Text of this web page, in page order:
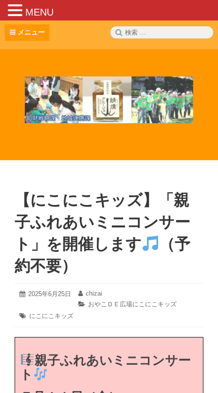
コ
メニュー
検
索:
【にこにこキッズ】「親
子ふれあいミニコンサー
ト」を開催します
（予
約不要）
投
2025年6月25日
2025
月
投
稿
chizai
カ
ー:
おやこＤＥ広場にこにこキッズ
タ
にこにこキッズ
親子ふれあいミニコンサー
ト
MENU